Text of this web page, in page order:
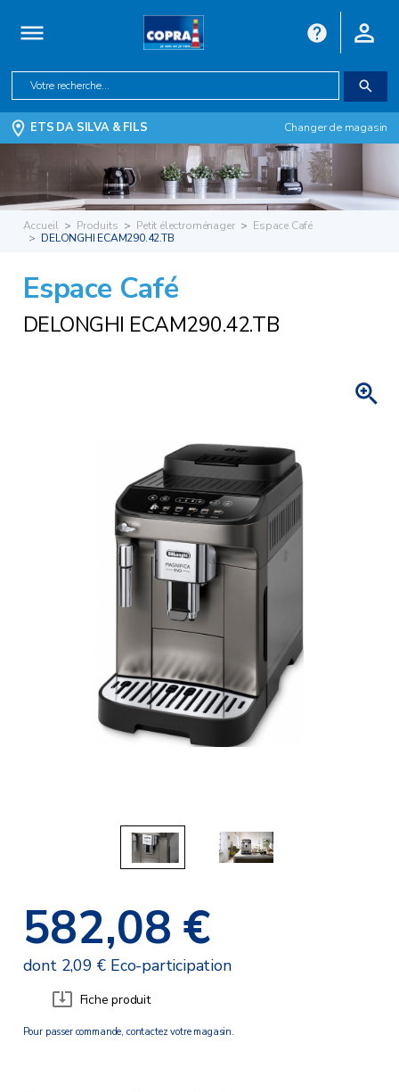
ETS DA SILVA & FILS Changer de magasin
Accueil Produits Petit électroménager
Espace Café
DELONGHI ECAM290.42.TB
Espace Café
DELONGHI ECAM290.42.TB
582,08 €
dont 2,09 € Eco-participation
Fiche produit
Pour passer commande, contactez votre magasin.